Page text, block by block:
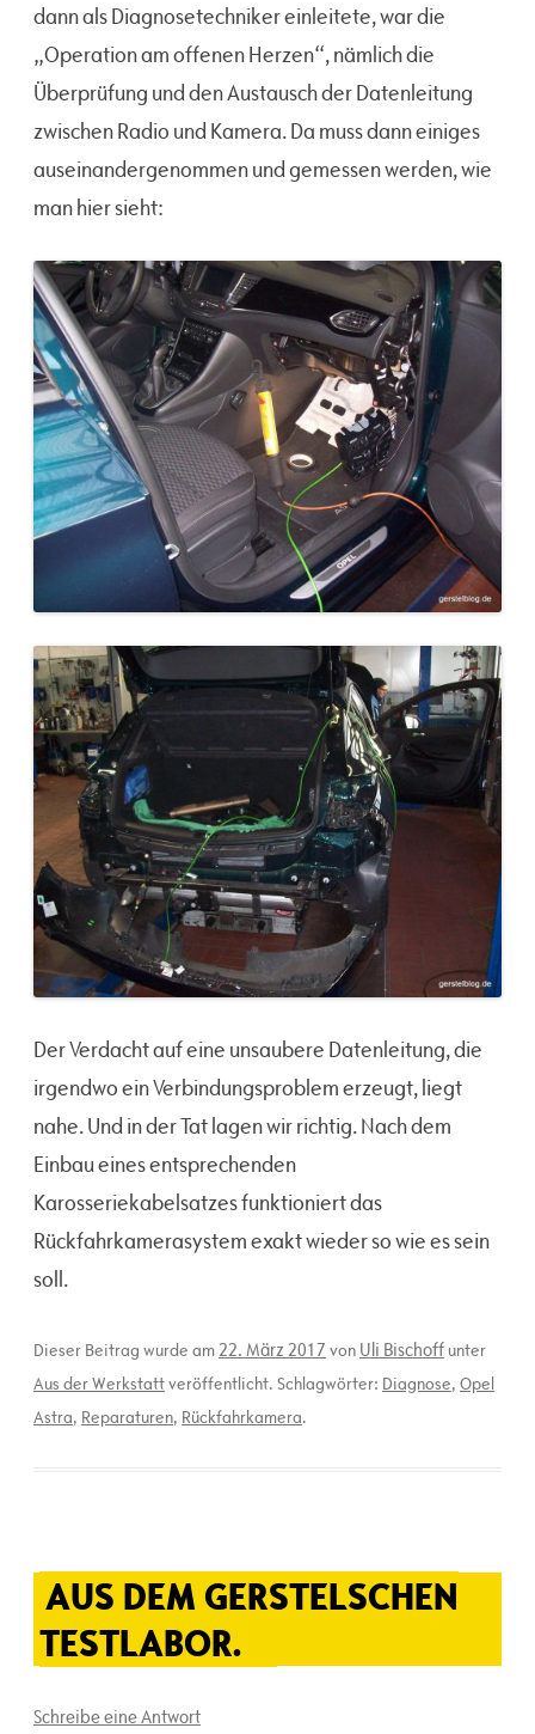
dann als Diagnosetechniker einleitete, war die
„Operation am offenen Herzen“, nämlich die
Überprüfung und den Austausch der Datenleitung
zwischen Radio und Kamera. Da muss dann einiges
auseinandergenommen und gemessen werden, wie
man hier sieht:
Der Verdacht auf eine unsaubere Datenleitung, die
irgendwo ein Verbindungsproblem erzeugt, liegt
nahe. Und in der Tat lagen wir richtig. Nach dem
Einbau eines entsprechenden
Karosseriekabelsatzes funktioniert das
Rückfahrkamerasystem exakt wieder so wie es sein
soll.
Dieser Beitrag wurde am 22. März 2017 von Uli Bischoffunter
Aus der Werkstattveröffentlicht. Schlagwörter: Diagnose, Opel
Astra, Reparaturen, Rückfahrkamera.
AUS DEM GERSTELSCHEN
TESTLABOR.
Schreibe eine Antwort